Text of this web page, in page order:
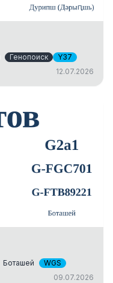
Генопоиск
Y37
12.07.2026
Боташей
WGS
09.07.2026